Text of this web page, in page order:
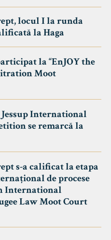
locul I la runda
la Haga
la “EnJOY the
Moot
International
se remarcă la
s-a calificat la etapa
de procese
International
Law Moot Court